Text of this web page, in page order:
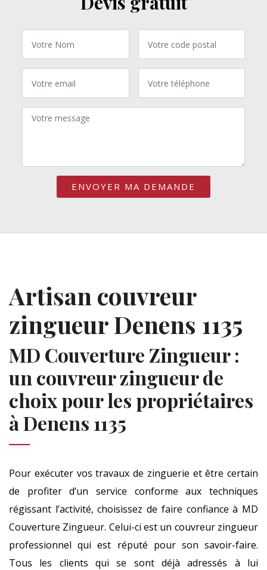
Artisan couvreur
zingueur Denens 1135
MD Couverture Zingueur :
un couvreur zingueur de
choix pour les propriétaires
à Denens 1135
Pour exécuter vos travaux de zinguerie et être certain
de profiter d’un service conforme aux techniques
régissant l’activité, choisissez de faire confiance à MD
Couverture Zingueur. Celui-ci est un couvreur zingueur
professionnel qui est réputé pour son savoir-faire.
Tous les clients qui se sont déjà adressés à lui